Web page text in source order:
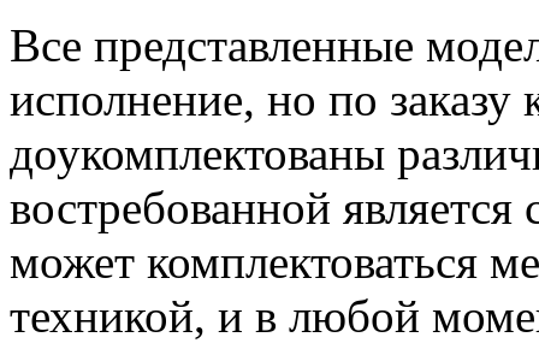
Все представленные
исполнение, но по заказу
доукомплектованы
востребованной является
может комплектоваться
техникой, и в любой